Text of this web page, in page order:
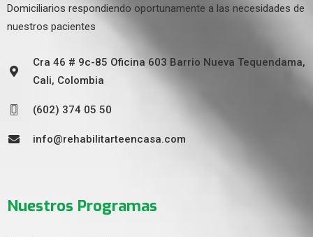
Domiciliarios respondiendo oportunamente a las necesidades de
nuestros pacientes
Cra 46 # 9c-85 Oficina 603 Barrio Nueva Tequendama,
Cali, Colombia
(602) 374 05 50
info@rehabilitarteencasa.com
Nuestros Programas